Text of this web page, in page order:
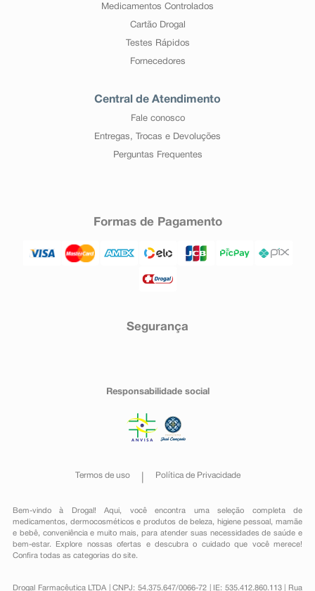
Medicamentos Controlados
Cartão Drogal
Testes Rápidos
Fornecedores
Central de Atendimento
Fale conosco
Entregas, Trocas e Devoluções
Perguntas Frequentes
Formas de Pagamento
Segurança
Responsabilidade social
Termos de uso Política de Privacidade
Bem-vindo à Drogal! Aqui, você encontra uma seleção completa de
medicamentos , dermocosméticos e produtos de beleza, higiene pessoal ,mamãe
e bebê, conveniênciae muito mais, para atender suas necessidades de saúde e
bem-estar. Explore nossas ofertas e descubra o cuidado que você merece!
Confira todas as categorias do site.
Drogal Farmacêutica LTDA | CNPJ: 54.375.647/0066-72 | IE: 535.412.860.113 | Rua